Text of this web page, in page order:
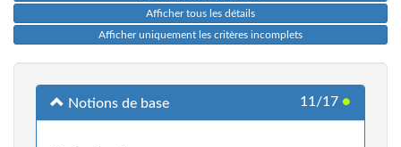
Afficher tous les détails
Afficher uniquement les critères incomplets
Notions de base 11/17 ●